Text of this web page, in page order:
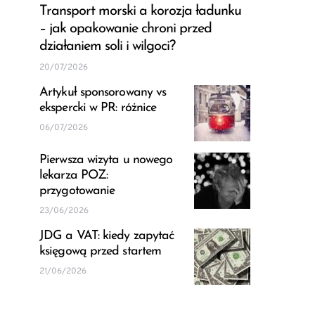
Transport morski a korozja ładunku
– jak opakowanie chroni przed
działaniem soli i wilgoci?
20/07/2026
Artykuł sponsorowany vs
ekspercki w PR: różnice
06/07/2026
Pierwsza wizyta u nowego
lekarza POZ:
przygotowanie
23/06/2026
JDG a VAT: kiedy zapytać
księgową przed startem
21/06/2026